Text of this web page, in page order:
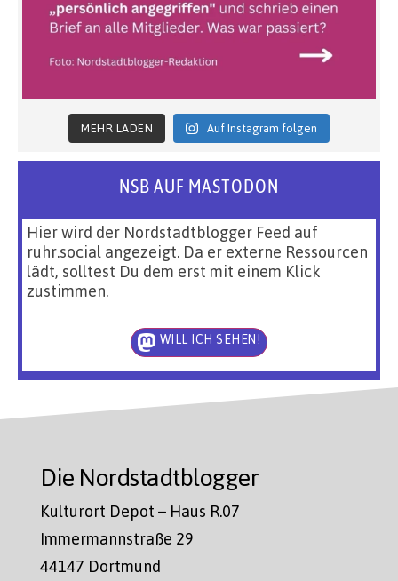
MEHR LADEN Auf Instagram folgen
NSB AUF MASTODON
Hier wird der Nordstadtblogger Feed auf
ruhr.social angezeigt. Da er externe Ressourcen
lädt, solltest Du dem erst mit einem Klick
zustimmen.
WILL ICH SEHEN!
Die Nordstadtblogger
Kulturort Depot – Haus R.07
Immermannstraße 29
44147 Dortmund